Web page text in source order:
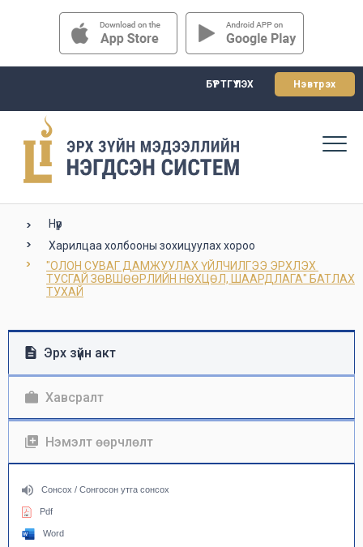
БҮРТГҮҮЛЭХ Нэвтрэх
Нүүр
Харилцаа холбооны зохицуулах хороо
"ОЛОН СУВАГ ДАМЖУУЛАХ ҮЙЛЧИЛГЭЭ ЭРХЛЭХ
ТУСГАЙ ЗӨВШӨӨРЛИЙН НӨХЦӨЛ, ШААРДЛАГА" БАТЛАХ
ТУХАЙ
Эрх зүйн акт
Хавсралт
Нэмэлт өөрчлөлт
Сонсох / Сонгосон утга сонсох
Pdf
Word